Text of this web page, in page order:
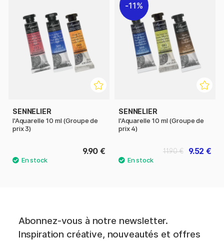
SENNELIER
l'Aquarelle 10 ml (Groupe de
prix 3)
9.90 €
11%
SENNELIER
l'Aquarelle 10 ml (Groupe de
prix 4)
9.52 €
11.90 €
Abonnez-vous à notre newsletter.
Inspiration créative, nouveautés et offres